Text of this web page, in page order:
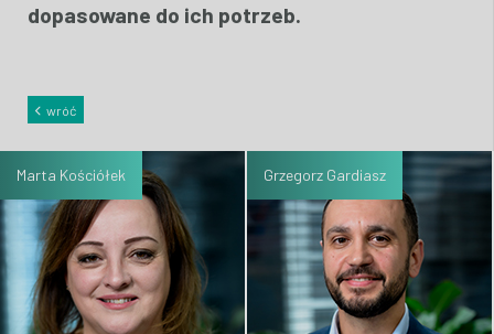
dopasowane do ich potrzeb.
wróć
Marta Kościółek Grzegorz Gardiasz